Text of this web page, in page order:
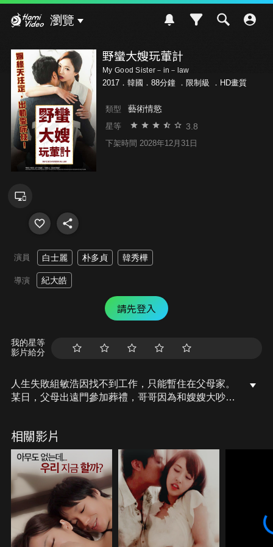
瀏覽
野蠻大嫂玩葷計
My Good Sister－in－law
2017．韓國．88分鐘 ． 限制級 ．HD畫質
類型 藝術情慾
星等 3.8
下架時間 2028年12月31日
演員 白士麗 朴多貞 韓秀樺
導演 紀大皓
請先登入
我的星等
影片給分
人生失敗組敏浩因找不到工作，只能暫住在父母家。
某日，父母出遠門參加葬禮，哥哥因為和嫂嫂大吵一
欲動的他是否有辦法壓抑心中即將噴發的慾火呢？
相關影片